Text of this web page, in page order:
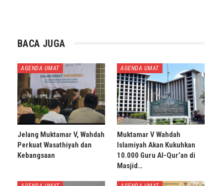
BACA JUGA
AGENDA UMAT
Jelang Muktamar V, Wahdah
Perkuat Wasathiyah dan
Kebangsaan
AGENDA UMAT
Muktamar V Wahdah
Islamiyah Akan Kukuhkan
10.000 Guru Al-Qur’an di
Masjid…